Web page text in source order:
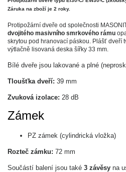
Záruka na zboží je 2 roky.
Protipožární dveře od společnosti
dvojitého masivního smrkového rámu
skrytou pod hranovací páskou. Plášť dveří
výtlačně lisovaná deska šířky 33 mm.
Bílé dveře jsou lakované a plné
Tloušťka dveří: 39 mm
Zvuková izolace: 28 dB
Zámek
PZ zámek (cylindrická vložka)
Rozteč zámku: 72 mm
Součástí balení jsou také 3 závěsy na